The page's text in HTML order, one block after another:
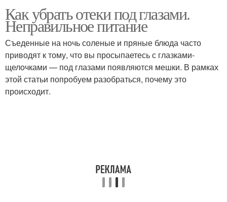
Как убрать отеки под глазами.
Неправильное питание
Съеденные на ночь соленые и пряные блюда часто
приводят к тому, что вы просыпаетесь с глазками-
щелочками — под глазами появляются мешки. В рамках
этой статьи попробуем разобраться, почему это
происходит.